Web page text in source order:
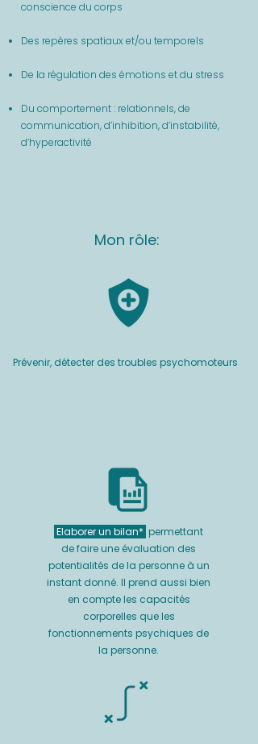
conscience du corps
Des repères spatiaux et/ou temporels
De la régulation des émotions et du stress
Du comportement : relationnels, de
communication, d’inhibition, d’instabilité,
d’hyperactivité
Mon rôle:
Prévenir, détecter des troubles psychomoteurs
Elaborer un bilan* permettant
de faire une évaluation des
potentialités de la personne à un
instant donné. Il prend aussi bien
en compte les capacités
corporelles que les
fonctionnements psychiques de
la personne.